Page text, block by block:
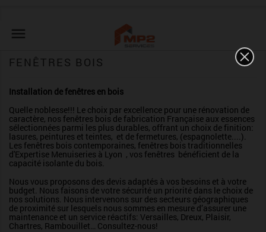

FENÊTRES BOIS
Installation de fenêtres en bois
Quelle noblesse!!! Le choix par excellence pour une rénovation de
caractère, nos fenêtres bois de fabrication Française aux essences
sélectionnées parmi les plus durables, offrant un choix de finition:
lasures, peintures et teintes, et de fermetures, (espagnolette....).
Les fenêtres bois contemporaines, fenêtres bois traditionnelles
d'Expertise Menuiseries à Lyon , vos fenêtres bénéficient de la
capacité isolante du bois.
Nous vous proposons des devis adaptés à vos besoins et à votre
budget. Nous faisons de votre sécurité un priorité dans le choix de
nos solutions. Nous intervenons sur des secteurs géographiques
de proximité sur lesquels nous sommes en mesure d’assurer une
maintenance et un service réactifs: Versailles, Dreux, Plaisir,
Chartres, Rambouillet… Consultez-nous!